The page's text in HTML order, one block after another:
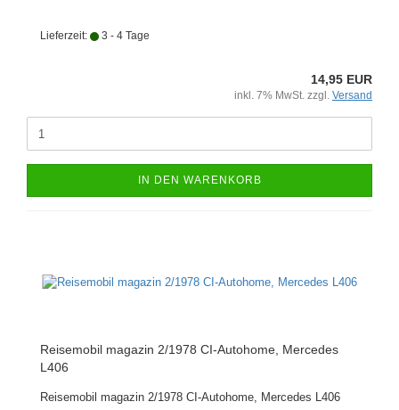
Lieferzeit: 3 - 4 Tage
14,95 EUR
inkl. 7% MwSt. zzgl. Versand
IN DEN WARENKORB
Reisemobil magazin 2/1978 CI-Autohome, Mercedes
L406
Reisemobil magazin 2/1978 CI-Autohome, Mercedes L406